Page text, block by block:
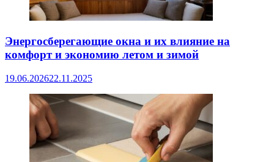
Энергосберегающие окна и их влияние на
комфорт и экономию летом и зимой
19.06.202622.11.2025